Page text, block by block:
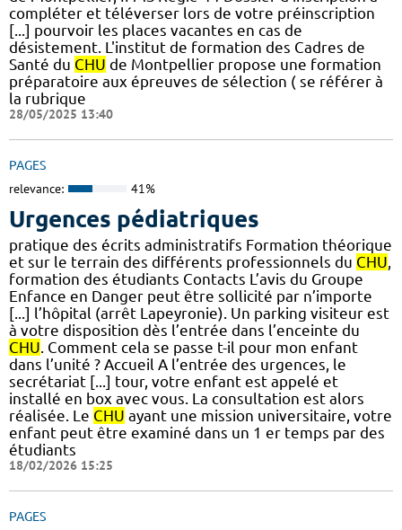
compléter et téléverser lors de votre préinscription
[...] pourvoir les places vacantes en cas de
désistement. L'institut de formation des Cadres de
Santé du CHU de Montpellier propose une formation
préparatoire aux épreuves de sélection ( se référer à
la rubrique
28/05/2025 13:40
PAGES
relevance: 41%
Urgences pédiatriques
pratique des écrits administratifs Formation théorique
et sur le terrain des différents professionnels du CHU,
formation des étudiants Contacts L’avis du Groupe
Enfance en Danger peut être sollicité par n’importe
[...] l’hôpital (arrêt Lapeyronie). Un parking visiteur est
à votre disposition dès l’entrée dans l’enceinte du
CHU. Comment cela se passe t-il pour mon enfant
dans l’unité ? Accueil A l’entrée des urgences, le
secrétariat [...] tour, votre enfant est appelé et
installé en box avec vous. La consultation est alors
réalisée. Le CHU ayant une mission universitaire, votre
enfant peut être examiné dans un 1 er temps par des
étudiants
18/02/2026 15:25
PAGES